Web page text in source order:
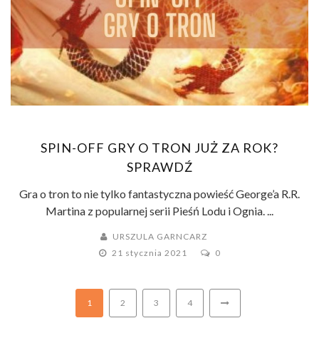
SPIN-OFF GRY O TRON JUŻ ZA ROK?
SPRAWDŹ
Gra o tron to nie tylko fantastyczna powieść George’a R.R.
Martina z popularnej serii Pieśń Lodu i Ognia. ...
URSZULA GARNCARZ
21 stycznia 2021
0
1 2 3 4